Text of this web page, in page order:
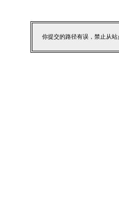
你提交的路径有误，禁止从